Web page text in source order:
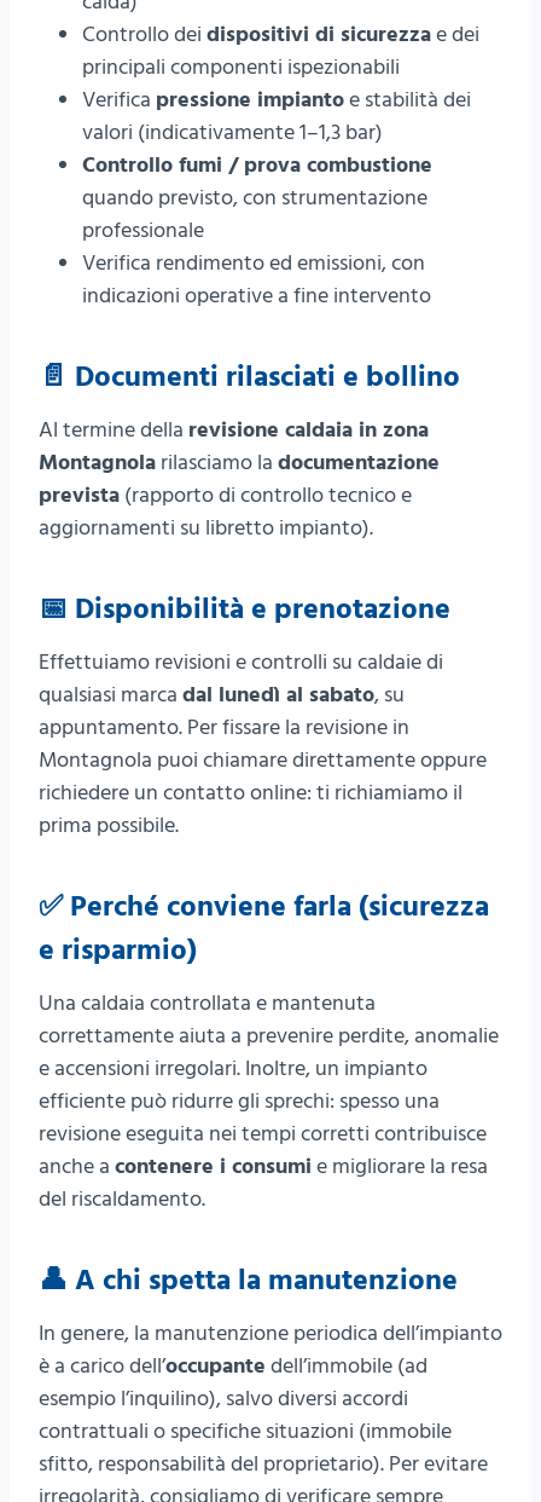
Controllo dei dispositivi di sicurezzae dei
principali componenti ispezionabili
Verifica pressione impiantoe stabilità dei
valori (indicativamente 1–1,3 bar)
Controllo fumi / prova combustione
quando previsto, con strumentazione
professionale
Verifica rendimento ed emissioni, con
indicazioni operative a fine intervento
📄 Documenti rilasciati e bollino
Al termine della revisione caldaia in zona
Montagnola rilasciamo la documentazione
prevista (rapporto di controllo tecnico e
aggiornamenti su libretto impianto).
📅 Disponibilità e prenotazione
Effettuiamo revisioni e controlli su caldaie di
qualsiasi marca dal lunedì al sabato, su
appuntamento. Per fissare la revisione in
Montagnola puoi chiamare direttamente oppure
richiedere un contatto online: ti richiamiamo il
prima possibile.
✅ Perché conviene farla (sicurezza
e risparmio)
Una caldaia controllata e mantenuta
correttamente aiuta a prevenire perdite, anomalie
e accensioni irregolari. Inoltre, un impianto
efficiente può ridurre gli sprechi: spesso una
revisione eseguita nei tempi corretti contribuisce
anche a contenere i consumi e migliorare la resa
del riscaldamento.
👤 A chi spetta la manutenzione
In genere, la manutenzione periodica dell’impianto
è a carico dell’occupante dell’immobile (ad
esempio l’inquilino), salvo diversi accordi
contrattuali o specifiche situazioni (immobile
sfitto, responsabilità del proprietario). Per evitare